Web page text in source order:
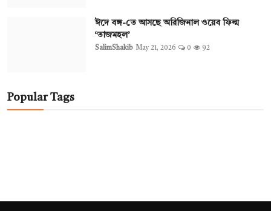
ঈদে বঙ্গ-তে আসছে অরিজিনাল ওয়েব ফিল্ম
‘তাজমহল’
SalimShakib May 21, 2026 0 92
Popular Tags